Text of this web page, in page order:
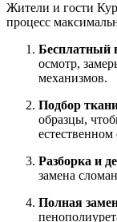
Жители и гости
процесс
Бесплатный
осмотр,
механизмов.
Подбор
образцы,
Разборка и
замена
Полная